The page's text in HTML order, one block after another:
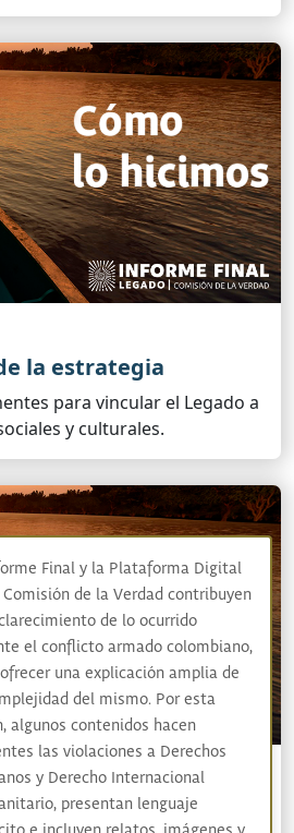
la estrategia
para vincular el Legado a
y culturales.
Final y la Plataforma Digital
de la Verdad contribuyen
de lo ocurrido
el conflicto armado colombiano,
una explicación amplia de
del mismo. Por esta
algunos contenidos hacen
las violaciones a Derechos
y Derecho Internacional
presentan lenguaje